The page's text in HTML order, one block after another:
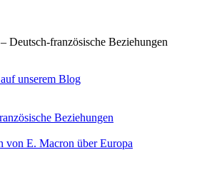
Deutsch-französische Beziehungen
unserem Blog
Beziehungen
von E. Macron über Europa